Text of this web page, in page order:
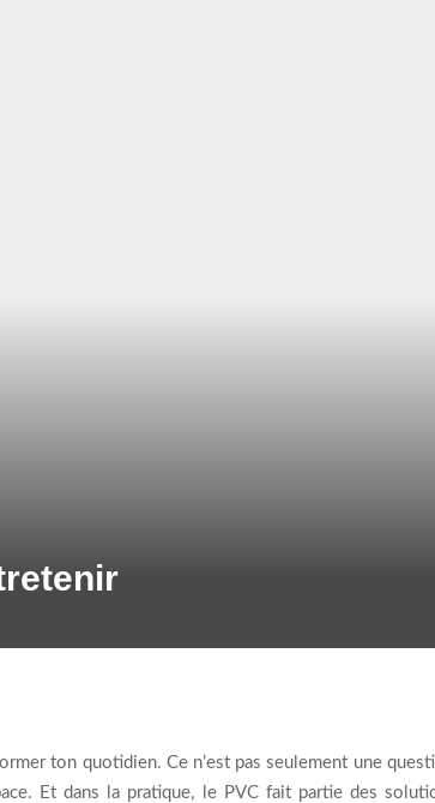
ton quotidien. Ce n’est pas seulement une
Et dans la pratique, le PVC fait partie des